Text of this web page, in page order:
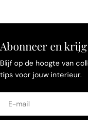
Abonneer en
Blijf op de hoogte van
tips voor jouw interieur.
mail